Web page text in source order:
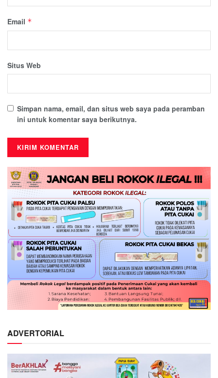
Email *
Situs Web
Simpan nama, email, dan situs web saya pada peramban
ini untuk komentar saya berikutnya.
ADVERTORIAL